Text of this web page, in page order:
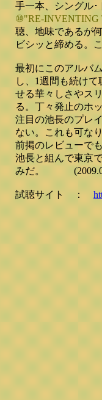
手一本、シングル･
⑩"RE-INVENTING
聴、地味であるが
ビシッと締める。
最初にこのアルバ
し、1週間も続け
せる華々しさやス
る。丁々発止のホ
注目の池長のプレ
ない。これも可なり
前掲のレビューで
池長と組んで東京
みだ。
試聴サイト ：